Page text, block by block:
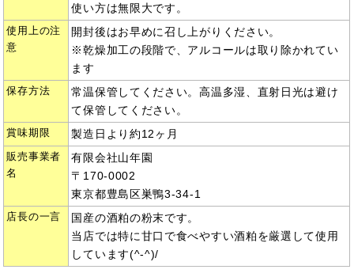
使い方は無限大です。
使用上の注
意
開封後はお早めに召し上がりください。
※乾燥加工の段階で、アルコールは取り除かれてい
ます
保存方法
常温保管してください。高温多湿、直射日光は避け
て保管してください。
賞味期限 製造日より約12ヶ月
販売事業者
名
有限会社山年園
〒170-0002
東京都豊島区巣鴨3-34-1
店長の一言
国産の酒粕の粉末です。
当店では特に甘口で食べやすい酒粕を厳選して使用
しています(^-^)/